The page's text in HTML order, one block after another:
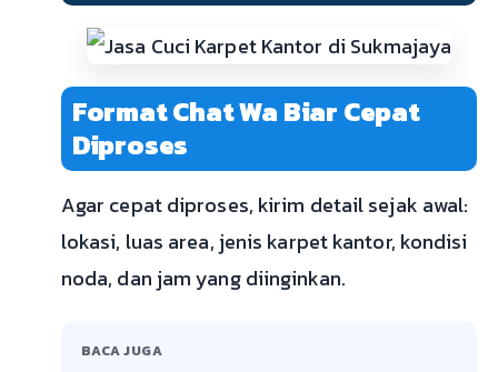
Format Chat Wa Biar Cepat
Diproses
Agar cepat diproses, kirim detail sejak awal:
lokasi, luas area, jenis karpet kantor, kondisi
noda, dan jam yang diinginkan.
BACA JUGA